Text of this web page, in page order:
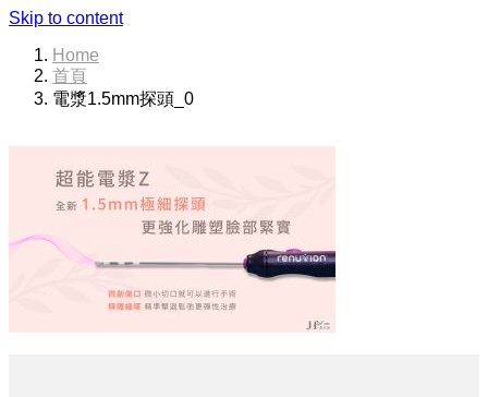
Skip to content
Home
首頁
電漿1.5mm探頭_0